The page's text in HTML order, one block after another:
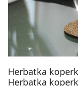
Herbatka
Herbatka